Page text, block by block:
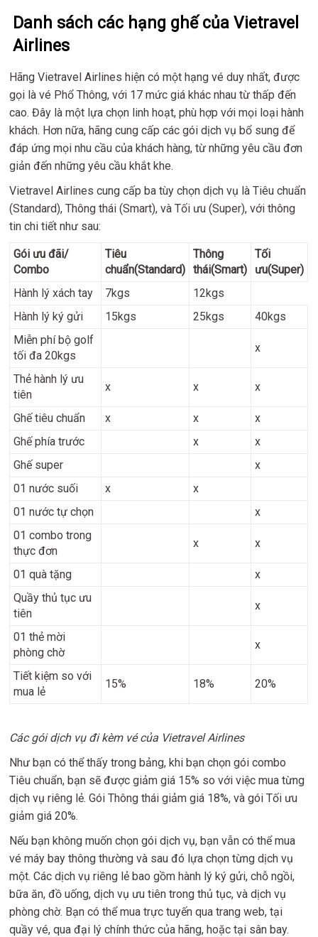
Danh sách các hạng ghế của Vietravel
Airlines
Hãng Vietravel Airlines hiện có một hạng vé duy nhất, được
gọi là vé Phổ Thông, với 17 mức giá khác nhau từ thấp đến
cao. Đây là một lựa chọn linh hoạt, phù hợp với mọi loại hành
khách. Hơn nữa, hãng cung cấp các gói dịch vụ bổ sung để
đáp ứng mọi nhu cầu của khách hàng, từ những yêu cầu đơn
giản đến những yêu cầu khắt khe.
Vietravel Airlines cung cấp ba tùy chọn dịch vụ là Tiêu chuẩn
(Standard), Thông thái (Smart), và Tối ưu (Super), với thông
tin chi tiết như sau:
Gói ưu đãi/
Combo
Tiêu
chuẩn(Standard)
Thông
thái(Smart)
Tối
ưu(Super)
Hành lý xách tay
7kgs
12kgs
Hành lý ký gửi
15kgs 25kgs
40kgs
Miễn phí bộ golf
tối đa 20kgs
x
Thẻ hành lý ưu
tiên
x x x
Ghế tiêu chuẩn x x
x
Ghế phía trước
x
x
Ghế super
x
01 nước suối
x
x
01 nước tự chọn
x
01 combo trong
thực đơn
x x
01 quà tặng
x
Quầy thủ tục ưu
tiên
x
01 thẻ mời
phòng chờ
x
Tiết kiệm so với
mua lẻ
15% 18% 20%
Các gói dịch vụ đi kèm vé của Vietravel Airlines
Như bạn có thể thấy trong bảng, khi bạn chọn gói combo
Tiêu chuẩn, bạn sẽ được giảm giá 15% so với việc mua từng
dịch vụ riêng lẻ. Gói Thông thái giảm giá 18%, và gói Tối ưu
giảm giá 20%.
Nếu bạn không muốn chọn gói dịch vụ, bạn vẫn có thể mua
vé máy bay thông thường và sau đó lựa chọn từng dịch vụ
một. Các dịch vụ riêng lẻ bao gồm hành lý ký gửi, chỗ ngồi,
bữa ăn, đồ uống, dịch vụ ưu tiên trong thủ tục, và dịch vụ
phòng chờ. Bạn có thể mua trực tuyến qua trang web, tại
quầy vé, qua đại lý chính thức của hãng, hoặc tại sân bay.